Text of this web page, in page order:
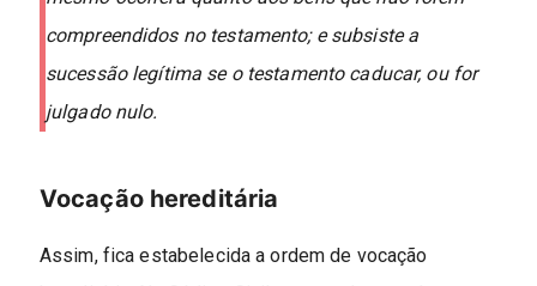
compreendidos no testamento; e subsiste a
sucessão legítima se o testamento caducar, ou for
julgado nulo.
Vocação hereditária
Assim, fica estabelecida a ordem de vocação